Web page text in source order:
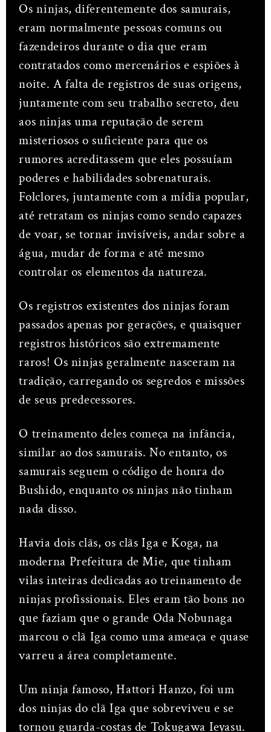
Os ninjas, diferentemente dos samurais,
eram normalmente pessoas comuns ou
fazendeiros durante o dia que eram
contratados como mercenários e espiões à
noite. A falta de registros de suas origens,
juntamente com seu trabalho secreto, deu
aos ninjas uma reputação de serem
misteriosos o suficiente para que os
rumores acreditassem que eles possuíam
poderes e habilidades sobrenaturais.
Folclores, juntamente com a mídia popular,
até retratam os ninjas como sendo capazes
de voar, se tornar invisíveis, andar sobre a
água, mudar de forma e até mesmo
controlar os elementos da natureza.
Os registros existentes dos ninjas foram
passados apenas por gerações, e quaisquer
registros históricos são extremamente
raros! Os ninjas geralmente nasceram na
tradição, carregando os segredos e missões
de seus predecessores.
O treinamento deles começa na infância,
similar ao dos samurais. No entanto, os
samurais seguem o código de honra do
Bushido, enquanto os ninjas não tinham
nada disso.
Havia dois clãs, os clãs Iga e Koga, na
moderna Prefeitura de Mie, que tinham
vilas inteiras dedicadas ao treinamento de
ninjas profissionais. Eles eram tão bons no
que faziam que o grande Oda Nobunaga
marcou o clã Iga como uma ameaça e quase
varreu a área completamente.
Um ninja famoso, Hattori Hanzo, foi um
dos ninjas do clã Iga que sobreviveu e se
tornou guarda-costas de Tokugawa Ieyasu.